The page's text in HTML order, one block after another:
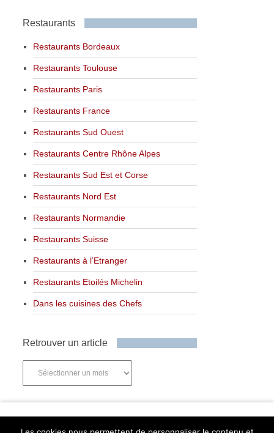
Restaurants
Restaurants Bordeaux
Restaurants Toulouse
Restaurants Paris
Restaurants France
Restaurants Sud Ouest
Restaurants Centre Rhône Alpes
Restaurants Sud Est et Corse
Restaurants Nord Est
Restaurants Normandie
Restaurants Suisse
Restaurants à l’Etranger
Restaurants Etoilés Michelin
Dans les cuisines des Chefs
Retrouver un article